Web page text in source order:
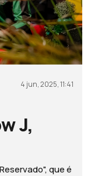
4 jun, 2025, 11:41
J,
que é